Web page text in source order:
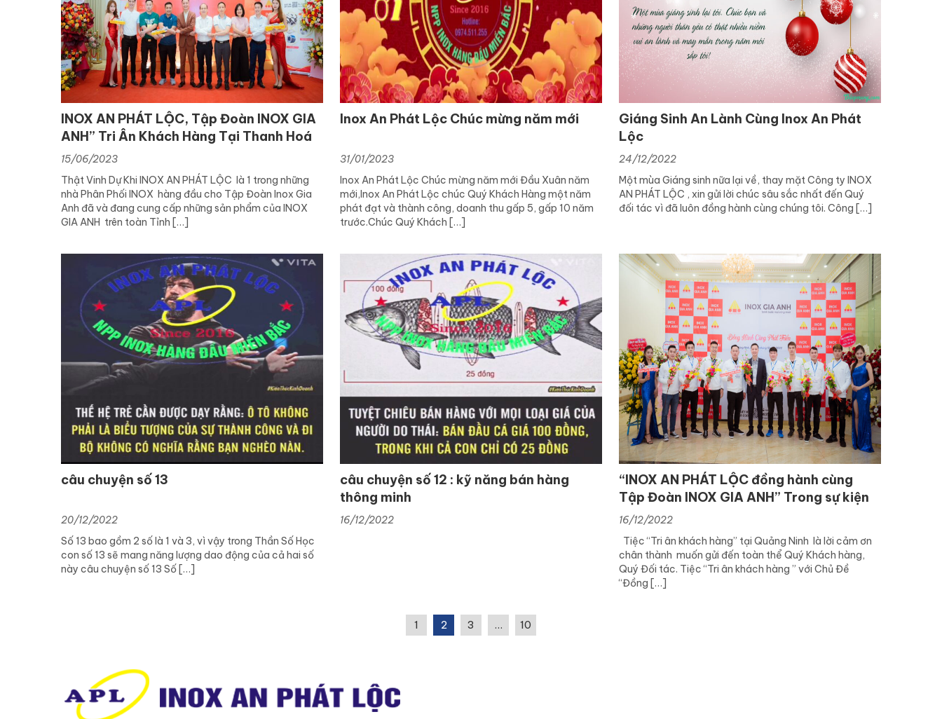
INOX AN PHÁT LỘC, Tập Đoàn INOX GIA
ANH” Tri Ân Khách Hàng Tại Thanh Hoá
15/06/2023
Thật Vinh Dự Khi INOX AN PHÁT LỘC là 1 trong những
nhà Phân Phối INOX hàng đầu cho Tập Đoàn Inox Gia
Anh đã và đang cung cấp những sản phẩm của INOX
GIA ANH trên toàn Tỉnh […]
Inox An Phát Lộc Chúc mừng năm mới
31/01/2023
Inox An Phát Lộc Chúc mừng năm mới Đầu Xuân năm
mới,Inox An Phát Lộc chúc Quý Khách Hàng một năm
phát đạt và thành công, doanh thu gấp 5, gấp 10 năm
trước.Chúc Quý Khách […]
Giáng Sinh An Lành Cùng Inox An Phát
Lộc
24/12/2022
Một mùa Giáng sinh nữa lại về, thay mặt Công ty INOX
AN PHÁT LỘC , xin gửi lời chúc sâu sắc nhất đến Quý
đối tác vì đã luôn đồng hành cùng chúng tôi. Công […]
câu chuyện số 13
20/12/2022
Số 13 bao gồm 2 số là 1 và 3, vì vậy trong Thần Số Học
con số 13 sẽ mang năng lượng dao động của cả hai số
này câu chuyện số 13 Số […]
câu chuyện số 12 : kỹ năng bán hàng
thông minh
16/12/2022
“INOX AN PHÁT LỘC đồng hành cùng
Tập Đoàn INOX GIA ANH” Trong sự kiện
Tri Ân Khách Hàng Tại Quảng Ninh
16/12/2022
Tiệc “Tri ân khách hàng” tại Quảng Ninh là lời cảm ơn
chân thành muốn gửi đến toàn thể Quý Khách hàng,
Quý Đối tác. Tiệc “Tri ân khách hàng ” với Chủ Đề
“Đồng […]
1 2 3 … 10